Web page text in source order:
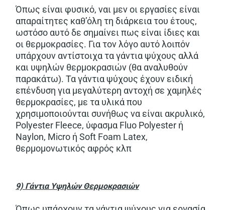
Όπως είναι φυσικό, ναι μεν οι εργασίες είναι
απαραίτητες καθ’όλη τη διάρκεια του έτους,
ωστόσο αυτό δε σημαίνει πως είναι ίδιες και
οι θερμοκρασίες. Για τον λόγο αυτό λοιπόν
υπάρχουν αντίστοιχα τα γάντια ψύχους αλλά
και υψηλών θερμοκρασιών (θα αναλυθούν
παρακάτω). Τα γάντια ψύχους έχουν ειδική
επένδυση για μεγαλύτερη αντοχή σε χαμηλές
θερμοκρασίες, με τα υλικά που
χρησιμοποιούνται συνήθως να είναι ακρυλικό,
Polyester Fleece, ύφασμα Fluo Polyester ή
Naylon, Micro ή Soft Foam Latex,
θερμομονωτικός αφρός κλπ
9) ΓάντιαΥψηλών Θερμοκρασιών